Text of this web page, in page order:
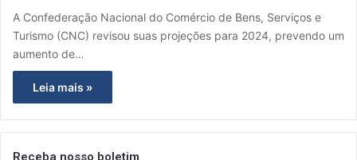
A Confederação Nacional do Comércio de Bens, Serviços e
Turismo (CNC) revisou suas projeções para 2024, prevendo um
aumento de…
Leia mais »
Receba nosso boletim